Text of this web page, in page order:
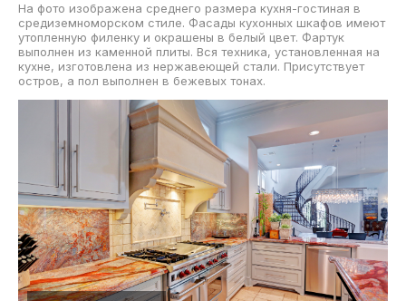
На фото изображена среднего размера кухня-гостиная в
средиземноморском стиле. Фасады кухонных шкафов имеют
утопленную филенку и окрашены в белый цвет. Фартук
выполнен из каменной плиты. Вся техника, установленная на
кухне, изготовлена из нержавеющей стали. Присутствует
остров, а пол выполнен в бежевых тонах.